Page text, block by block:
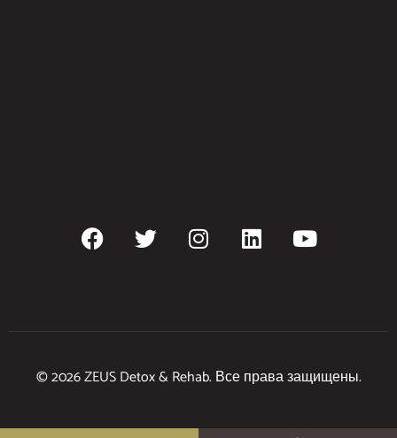
© 2026 ZEUS Detox & Rehab. Все права защищены.